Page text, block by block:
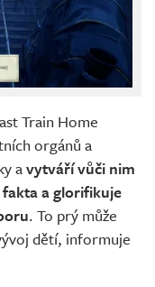
Train Home
orgánů a
avytváří vůči nim
a glorifikuje
. To prý může
dětí, informuje